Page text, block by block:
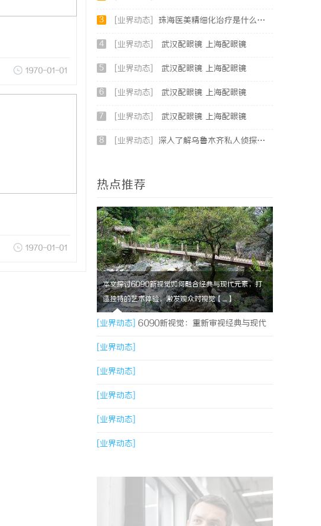
1970-01-01
1970-01-01
3 [业界动态] 珠海医美精细化治疗是什么？珠海专业医美机构筛选标准科普
4 [业界动态] 武汉配眼镜 上海配眼镜
5 [业界动态] 武汉配眼镜 上海配眼镜
6 [业界动态] 武汉配眼镜 上海配眼镜
7 [业界动态] 武汉配眼镜 上海配眼镜
8 [业界动态] 深入了解乌鲁木齐私人侦探行业的现状与发展趋势
热点推荐
本文探讨6090新视觉如何融合经典与现代元素，打
造独特的艺术体验，激发观众对视觉【....】
[业界动态] 6090新视觉：重新审视经典与现代
的视觉盛宴
[业界动态]
[业界动态]
[业界动态]
[业界动态]
[业界动态]